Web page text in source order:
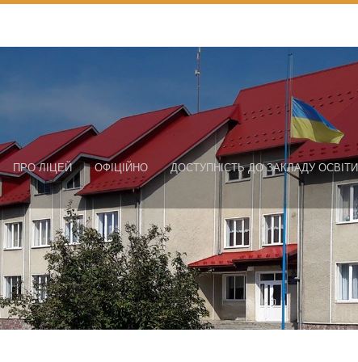
ПРО ЛІЦЕЙ ОФІЦІЙНО ДОСТУПНІСТЬ ДО ЗАКЛАДУ ОСВІТИ